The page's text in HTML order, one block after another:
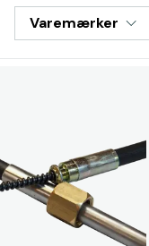
Varemærker